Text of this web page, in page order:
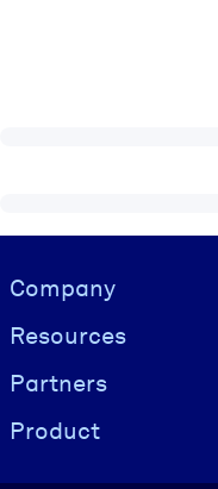
Visually hidden Text
Company
Resources
Partners
Product